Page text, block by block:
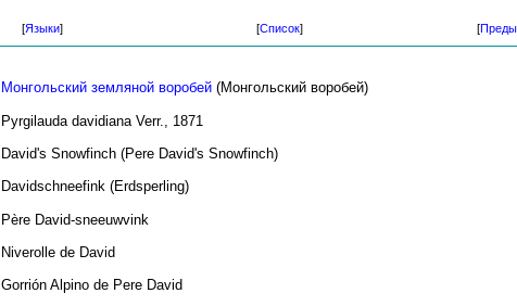
[Языки] [Список] [
Монгольский земляной воробей (Монгольский воробей)
Pyrgilauda davidiana Verr., 1871
David's Snowfinch (Pere David's Snowfinch)
Davidschneefink (Erdsperling)
Père David-sneeuwvink
Niverolle de David
Gorrión Alpino de Pere David